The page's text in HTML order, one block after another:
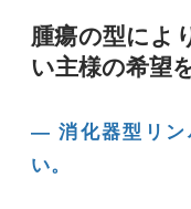
腫瘍の型によ
い主様の希望
― 消化器型リン
い。